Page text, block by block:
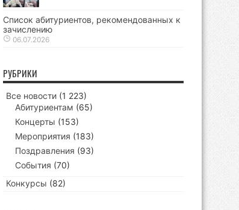
Список абитуриентов, рекомендованных к
зачислению
06.07.2026
РУБРИКИ
Все новости (1 223)
Абитуриентам (65)
Концерты (153)
Мероприятия (183)
Поздравления (93)
События (70)
Конкурсы (82)